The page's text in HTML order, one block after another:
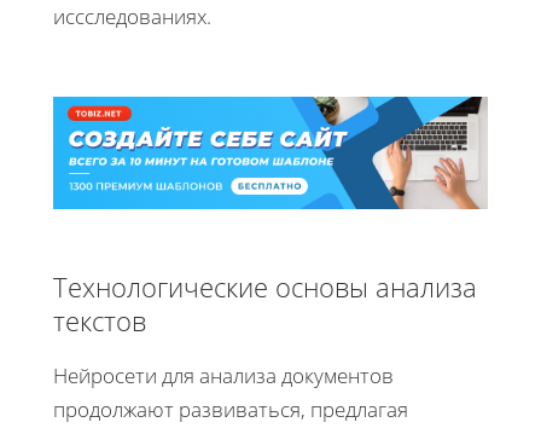
иссследованиях.
Технологические основы анализа
текстов
Нейросети для анализа документов
продолжают развиваться, предлагая